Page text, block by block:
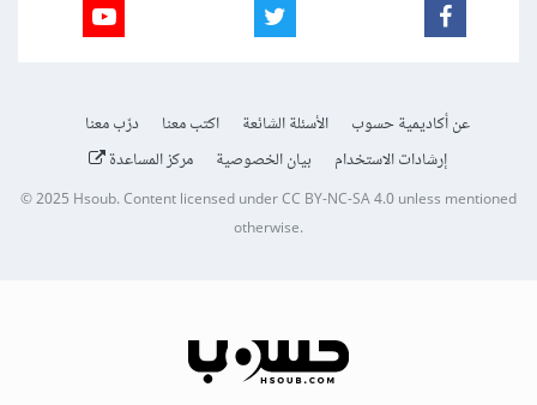
عن أكاديمية حسوب الأسئلة الشائعة اكتب معنا
درّب معنا
إرشادات الاستخدام
بيان الخصوصية مركز المساعدة
© 2025Hsoub.Content licensed underCC BY-NC-SA 4.0unless mentioned
otherwise.